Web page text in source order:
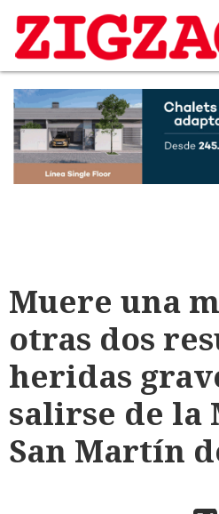
Muere una
otras dos
heridas
salirse de la
San Martín